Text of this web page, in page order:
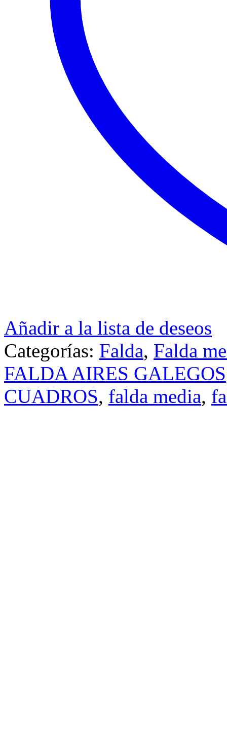
Añadir a la lista de deseos
Categorías: Falda, Falda
FALDA AIRES GALEGOS
CUADROS, falda media,